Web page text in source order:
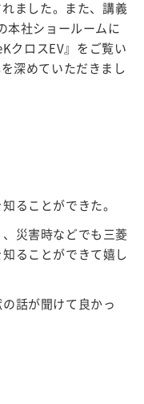
ました。また、講義
本社ショールームに
クロスEV』をご覧い
深めていただきまし
ることができた。
災害時などでも三菱
ることができて嬉し
話が聞けて良かっ